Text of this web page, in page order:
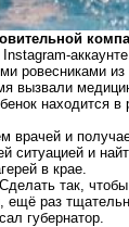
ровесниками
вызвали
находится
врачей и
ситуацией и
в крае.
так,
раз
губернатор.